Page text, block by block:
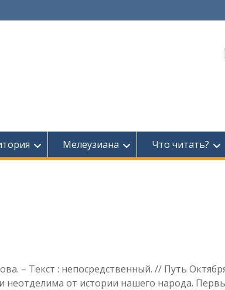
Мелеузиана Что читать?
– Текст : непосредственный. // Путь
неотделима от истории нашего народа.